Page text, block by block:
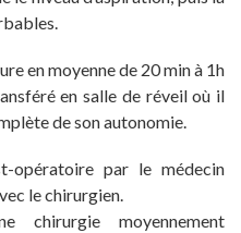
en moyenne de 20 min à 1h
en salle de réveil où il
de son autonomie.
opératoire par le médecin
le chirurgien.
chirurgie moyennement